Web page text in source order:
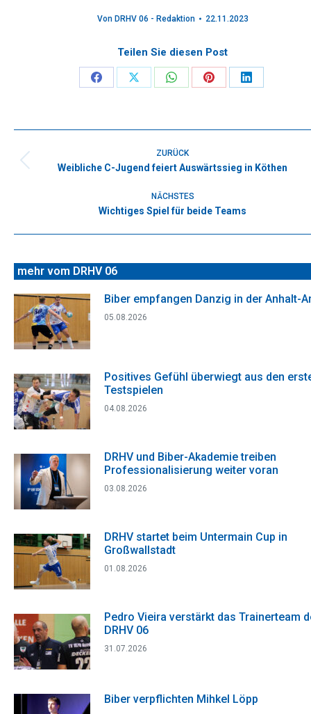
Von DRHV 06 - Redaktion 22.11.2023
Teilen Sie diesen Post
Share
Facebook
Share
X
Share
WhatsApp
Share
Pinterest
Share
LinkedIn
ZURÜCK
Vorheriger
Weibliche C-Jugend feiert Auswärtssieg in Köthen
NÄCHSTES
Nächster
Wichtiges Spiel für beide Teams
mehr vom DRHV 06
Biber empfangen Danzig in der Anhalt-
05.08.2026
Positives Gefühl überwiegt aus den
Testspielen
04.08.2026
DRHV und Biber-Akademie treiben
Professionalisierung weiter voran
03.08.2026
DRHV startet beim Untermain Cup in
Großwallstadt
01.08.2026
Pedro Vieira verstärkt das Trainerteam
DRHV 06
31.07.2026
Biber verpflichten Mihkel Löpp